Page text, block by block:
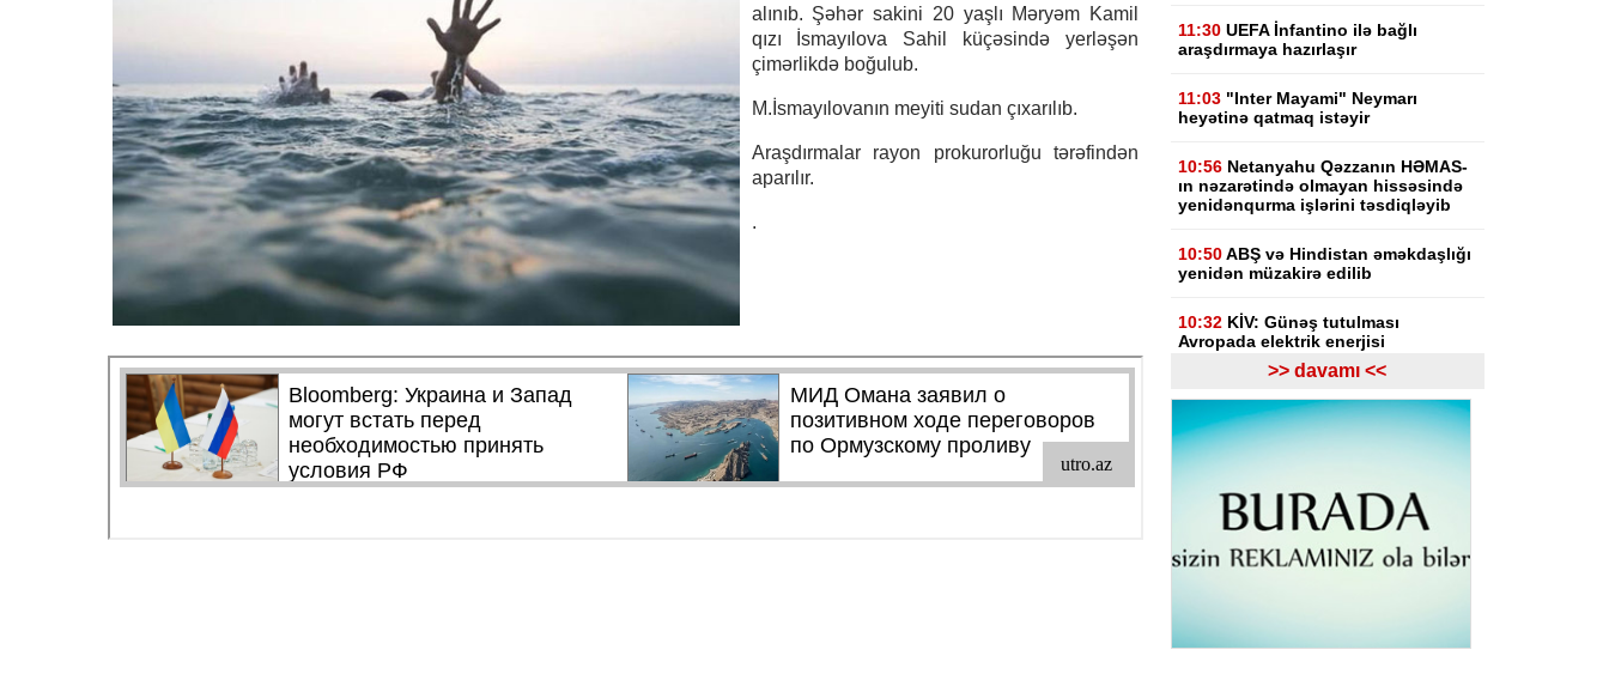
alınıb. Şəhər sakini 20 yaşlı Məryəm Kamil
qızı İsmayılova Sahil küçəsində yerləşən
çimərlikdə boğulub.
M.İsmayılovanın meyiti sudan çıxarılıb.
Araşdırmalar rayon prokurorluğu tərəfindən
aparılır.
.
11:30 UEFA İnfantino ilə bağlı
araşdırmaya hazırlaşır
11:03 "Inter Mayami" Neymarı
heyətinə qatmaq istəyir
10:56 Netanyahu Qəzzanın HƏMAS-
ın nəzarətində olmayan hissəsində
yenidənqurma işlərini təsdiqləyib
10:50 ABŞ və Hindistan əməkdaşlığı
yenidən müzakirə edilib
10:32 KİV: Günəş tutulması
Avropada elektrik enerjisi
çatışmazlığını dərinləşdirə bilər
Macarıstanda prezidentliyə
yeni namizəd irəli sürülüb
ehtiyatını tükəndirdi
09:32
Avropada miqrasiya böhranı
yenidən kəskinləşib
üçün yeni şərtlər irəli sürülüb
>> davamı <<